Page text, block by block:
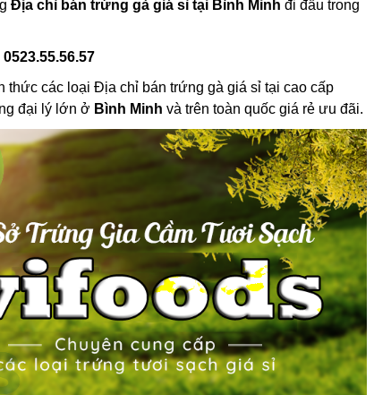
Địa chỉ bán trứng gà giá sỉ tại Bình Minh đi đầu trong
0523.55.56.57
thức các loại Địa chỉ bán trứng gà giá sỉ tại cao cấp
đại lý lớn ở Bình Minh và trên toàn quốc giá rẻ ưu đãi.